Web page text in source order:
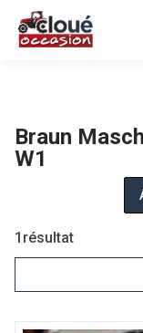
Mes
Braun
W1
1 résultat